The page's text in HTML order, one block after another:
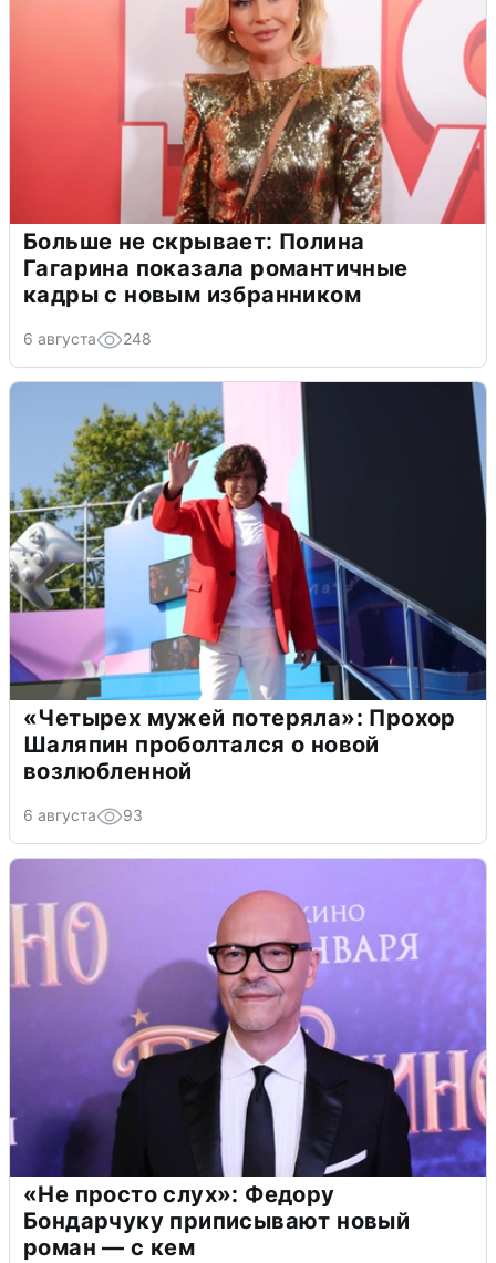
Больше не скрывает: Полина
Гагарина показала романтичные
кадры с новым избранником
6 августа 248
«Четырех мужей потеряла»: Прохор
Шаляпин проболтался о новой
возлюбленной
6 августа 93
«Не просто слух»: Федору
Бондарчуку приписывают новый
роман — с кем